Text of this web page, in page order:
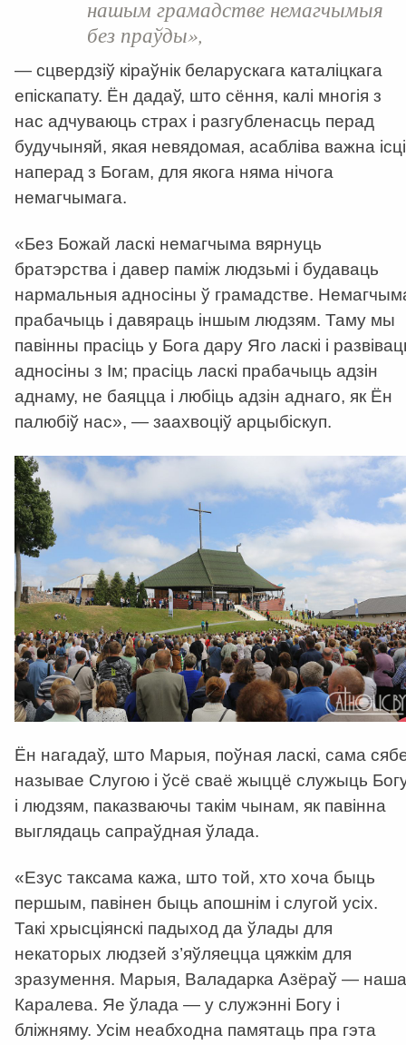
нашым грамадстве немагчымыя
без праўды»,
— сцвердзіў кіраўнік беларускага каталіцкага
епіскапату. Ён дадаў, што сёння, калі многія з
нас адчуваюць страх і разгубленасць перад
будучыняй, якая невядомая, асабліва важна ісці
наперад з Богам, для якога няма нічога
немагчымага.
«Без Божай ласкі немагчыма вярнуць
братэрства і давер паміж людзьмі і будаваць
нармальныя адносіны ў грамадстве.
прабачыць і давяраць іншым людзям. Таму мы
павінны прасіць у Бога дару Яго ласкі і
адносіны з Ім; прасіць ласкі прабачыць адзін
аднаму, не баяцца і любіць адзін аднаго, як Ён
палюбіў нас», — заахвоціў арцыбіскуп.
Ён нагадаў, што Марыя, поўная ласкі, сама
называе Слугою і ўсё сваё жыццё служыць
і людзям, паказваючы такім чынам, як павінна
выглядаць сапраўдная ўлада.
«Езус таксама кажа, што той, хто хоча быць
першым, павінен быць апошнім і слугой усіх.
Такі хрысціянскі падыход да ўлады для
некаторых людзей з’яўляецца цяжкім для
зразумення. Марыя, Валадарка Азёраў — наша
Каралева. Яе ўлада — у служэнні Богу і
бліжняму. Усім неабходна памятаць пра гэта